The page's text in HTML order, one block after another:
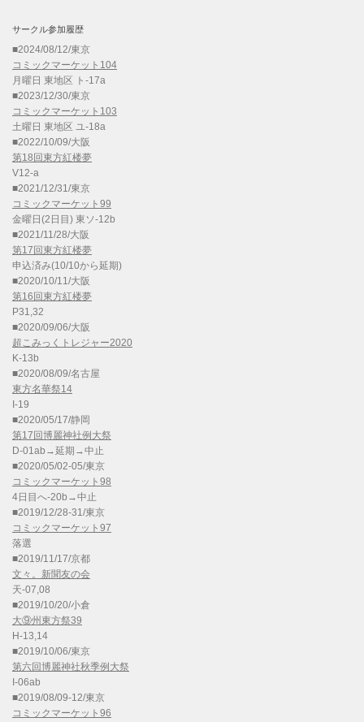
サークル参加履歴
■2024/08/12/東京
コミックマーケット104
月曜日 東地区 ト-17a
■2023/12/30/東京
コミックマーケット103
土曜日 東地区 ユ-18a
■2022/10/09/大阪
第18回東方紅楼夢
V12-a
■2021/12/31/東京
コミックマーケット99
金曜日(2日目) 東ソ-12b
■2021/11/28/大阪
第17回東方紅楼夢
申込済み(10/10から延期)
■2020/10/11/大阪
第16回東方紅楼夢
P31,32
■2020/09/06/大阪
超こみっくトレジャー2020
K-13b
■2020/08/09/名古屋
東方名華祭14
I-19
■2020/05/17/静岡
第17回博麗神社例大祭
D-01ab→延期→中止
■2020/05/02-05/東京
コミックマーケット98
4日目へ-20b→中止
■2019/12/28-31/東京
コミックマーケット97
落選
■2019/11/17/京都
文々。新聞友の会
天-07,08
■2019/10/20/小倉
大⑨州東方祭39
H-13,14
■2019/10/06/東京
第六回博麗神社秋季例大祭
I-06ab
■2019/08/09-12/東京
コミックマーケット96